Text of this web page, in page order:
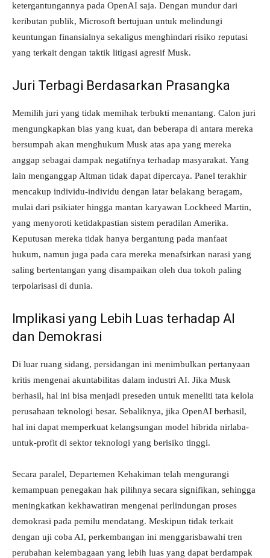
ketergantungannya pada OpenAI saja. Dengan mundur dari
keributan publik, Microsoft bertujuan untuk melindungi
keuntungan finansialnya sekaligus menghindari risiko reputasi
yang terkait dengan taktik litigasi agresif Musk.
Juri Terbagi Berdasarkan Prasangka
Memilih juri yang tidak memihak terbukti menantang. Calon juri
mengungkapkan bias yang kuat, dan beberapa di antara mereka
bersumpah akan menghukum Musk atas apa yang mereka
anggap sebagai dampak negatifnya terhadap masyarakat. Yang
lain menganggap Altman tidak dapat dipercaya. Panel terakhir
mencakup individu-individu dengan latar belakang beragam,
mulai dari psikiater hingga mantan karyawan Lockheed Martin,
yang menyoroti ketidakpastian sistem peradilan Amerika.
Keputusan mereka tidak hanya bergantung pada manfaat
hukum, namun juga pada cara mereka menafsirkan narasi yang
saling bertentangan yang disampaikan oleh dua tokoh paling
terpolarisasi di dunia.
Implikasi yang Lebih Luas terhadap AI
dan Demokrasi
Di luar ruang sidang, persidangan ini menimbulkan pertanyaan
kritis mengenai akuntabilitas dalam industri AI. Jika Musk
berhasil, hal ini bisa menjadi preseden untuk meneliti tata kelola
perusahaan teknologi besar. Sebaliknya, jika OpenAI berhasil,
hal ini dapat memperkuat kelangsungan model hibrida nirlaba-
untuk-profit di sektor teknologi yang berisiko tinggi.
Secara paralel, Departemen Kehakiman telah mengurangi
kemampuan penegakan hak pilihnya secara signifikan, sehingga
meningkatkan kekhawatiran mengenai perlindungan proses
demokrasi pada pemilu mendatang. Meskipun tidak terkait
dengan uji coba AI, perkembangan ini menggarisbawahi tren
perubahan kelembagaan yang lebih luas yang dapat berdampak